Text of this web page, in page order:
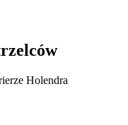
Holendra